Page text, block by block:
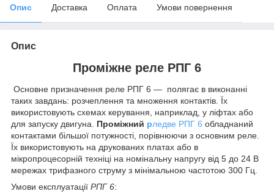
Опис Доставка Оплата Умови повернення
Опис
Проміжне реле РПГ 6
Основне призначення реле РПГ 6 — полягає в виконанні
таких завдань: розчеплення та множення контактів. Їх
використовують схемах керування, наприклад, у ліфтах або
для запуску двигуна. Проміжний рледве РПГ 6 обладнаний
контактами більшої потужності, порівнюючи з основним реле.
Їх використовують на друкованих платах або в
мікропроцесорній техніці на номінальну напругу від 5 до 24 В
мережах трифазного струму з мінімальною частотою 300 Гц.
Умови експлуатації РПГ 6: